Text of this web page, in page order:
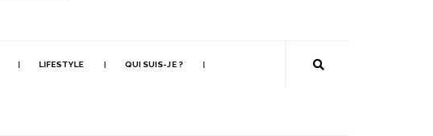
LIFESTYLE QUI SUIS-JE ?